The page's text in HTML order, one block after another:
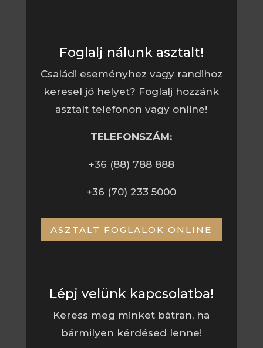
Foglalj nálunk asztalt!
Családi eseményhez vagy randihoz
keresel jó helyet? Foglalj hozzánk
asztalt telefonon vagy online!
TELEFONSZÁM:
+36 (88) 788 888
+36 (70) 233 5000
ASZTALT FOGLALOK ONLINE
Lépj velünk kapcsolatba!
Keress meg minket bátran, ha
bármilyen kérdésed lenne!